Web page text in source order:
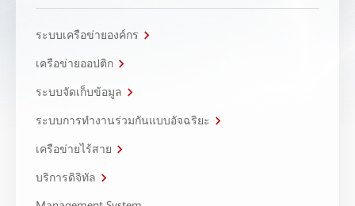
ระบบเครือข่ายองค์กร
เครือข่ายออปติก
ระบบจัดเก็บข้อมูล
ระบบการทำงานร่วมกันแบบอัจฉริยะ
เครือข่ายไร้สาย
บริการดิจิทัล